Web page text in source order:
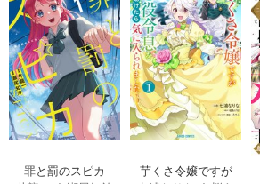
罪と罰のスピカ
芋くさ令嬢ですが